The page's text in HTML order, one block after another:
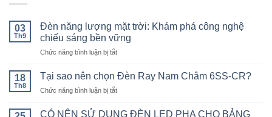
03
Th9
Đèn năng lượng mặt trời: Khám phá công nghệ
chiếu sáng bền vững
Chức năng bình luận bị tắtở
năng
mặt
Khám
18
Th8
Tại sao nên chọn Đèn Ray Nam Châm 6SS-CR?
Chức năng bình luận bị tắtở
sao
CÓ NÊN SỬ DỤNG ĐÈN LED PHA CHO BẢNG